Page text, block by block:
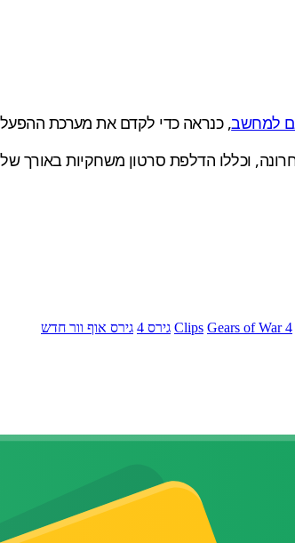
למחשב, כנראה כדי לקדם את מערכת
וכללו הדלפת סרטון משחקיות באורך
Clips Gears of War 4 גירס 4 גירס אוף וור חדש